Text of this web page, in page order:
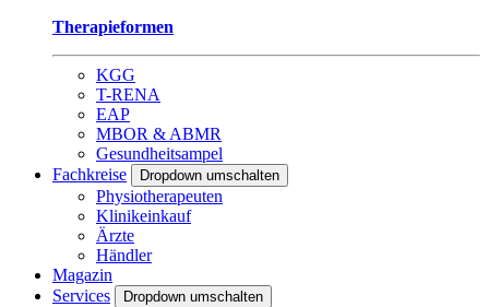
Therapieformen
KGG
T-RENA
EAP
MBOR & ABMR
Gesundheitsampel
Fachkreise
Dropdown umschalten
Physiotherapeuten
Klinikeinkauf
Ärzte
Händler
Magazin
Services
Dropdown umschalten